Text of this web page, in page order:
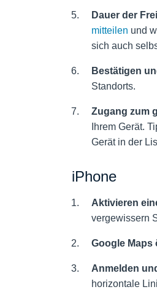
Dauer der
mitteilen und
sich auch
Bestätigen
Standorts.
Zugang zum
Ihrem Gerät.
Gerät in der
iPhone
Aktivieren
vergewissern
Google Maps
Anmelden
horizontale